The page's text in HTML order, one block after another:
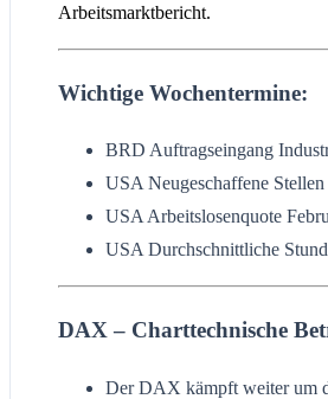
Arbeitsmarktbericht.
Wichtige Wochentermine:
BRD Auftragseingang
USA Neugeschaffene
USA Arbeitslosenquote
USA Durchschnittliche
DAX – Charttechnische
Der DAX kämpft weiter um